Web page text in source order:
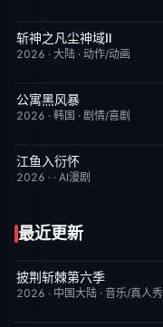
更新至第09集
斩神之凡尘神域Ⅱ
2026 · 大陆 · 动作/动画
更新至第09集
公寓黑风暴
2026 · 韩国 · 剧情/喜剧
完结
江鱼入衍怀
2026 · · AI漫剧
最近更新
今日更新
披荆斩棘第六季
2026 · 中国大陆 · 音乐/真人秀